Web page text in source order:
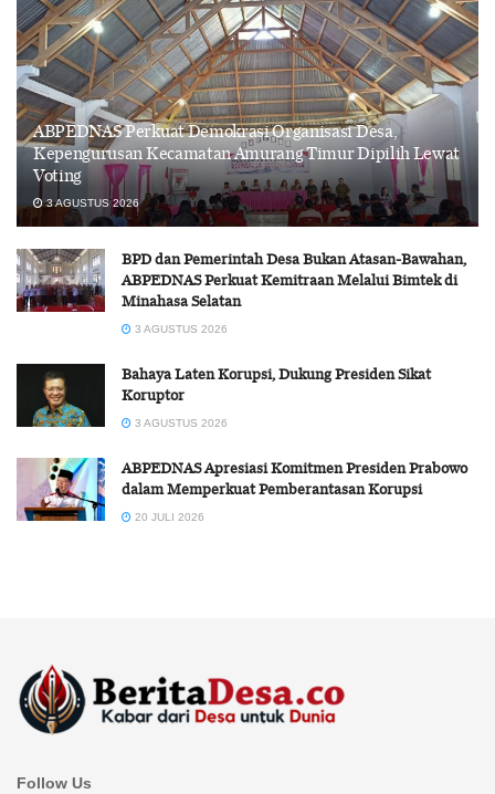
ABPEDNAS Perkuat Demokrasi Organisasi Desa,
Kepengurusan Kecamatan Amurang Timur Dipilih Lewat
Voting
3 AGUSTUS 2026
BPD dan Pemerintah Desa Bukan Atasan-Bawahan,
ABPEDNAS Perkuat Kemitraan Melalui Bimtek di
Minahasa Selatan
3 AGUSTUS 2026
Bahaya Laten Korupsi, Dukung Presiden Sikat
Koruptor
3 AGUSTUS 2026
ABPEDNAS Apresiasi Komitmen Presiden Prabowo
dalam Memperkuat Pemberantasan Korupsi
20 JULI 2026
Follow Us